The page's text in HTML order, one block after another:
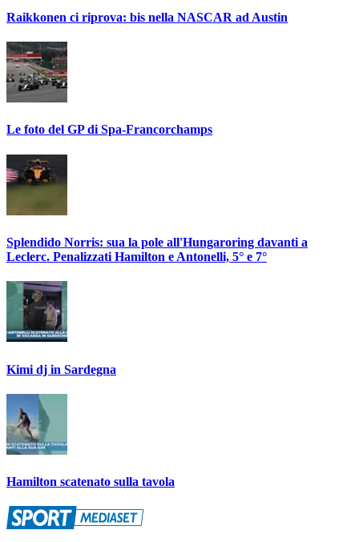
Raikkonen ci riprova: bis nella NASCAR ad Austin
Le foto del GP di Spa-Francorchamps
Splendido Norris: sua la pole all'Hungaroring davanti a
Leclerc. Penalizzati Hamilton e Antonelli, 5° e 7°
Kimi dj in Sardegna
Hamilton scatenato sulla tavola